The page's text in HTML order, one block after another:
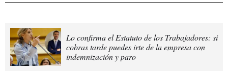
Lo confirma el Estatuto de los Trabajadores: si
cobras tarde puedes irte de la empresa con
indemnización y paro